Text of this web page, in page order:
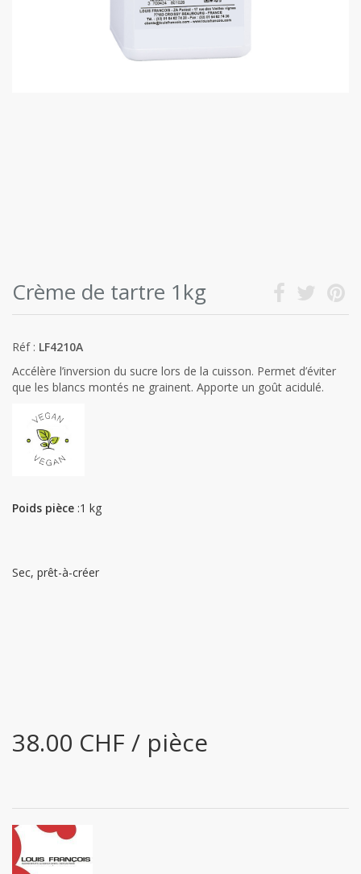
Crème de tartre 1kg
Réf : LF4210A
Accélère l’inversion du sucre lors de la cuisson. Permet d’éviter
que les blancs montés ne grainent. Apporte un goût acidulé.
Poids pièce :1 kg
Sec, prêt-à-créer
38.00 CHF / pièce